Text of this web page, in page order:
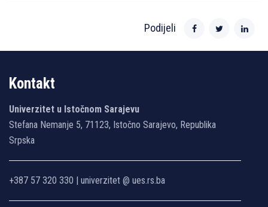
Podijeli
Kontakt
Univerzitet u Istočnom Sarajevu
Stefana Nemanje 5, 71123, Istočno Sarajevo, Republika
Srpska
+387 57 320 330 | univerzitet @ ues.rs.ba